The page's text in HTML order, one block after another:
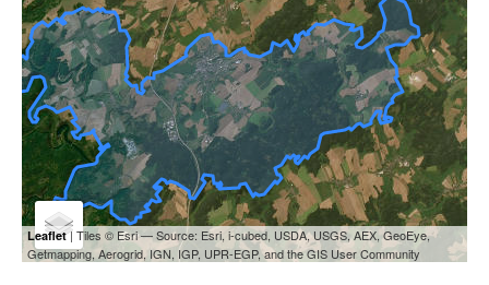
Leaflet| Tiles © Esri — Source: Esri, i-cubed, USDA, USGS, AEX, GeoEye,
Getmapping, Aerogrid, IGN, IGP, UPR-EGP, and the GIS User Community